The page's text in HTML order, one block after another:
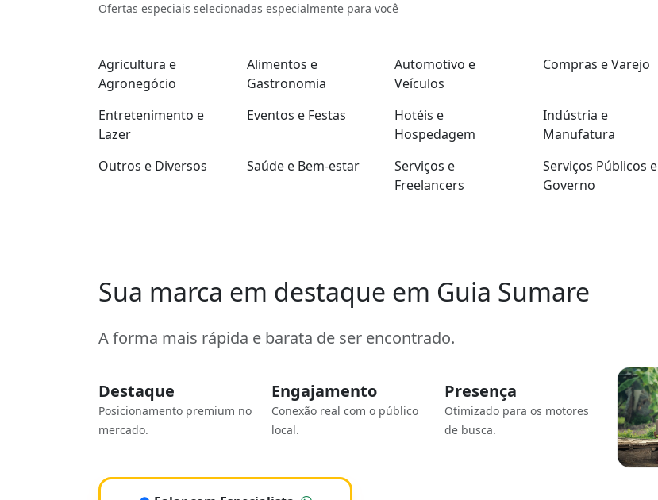
Ofertas especiais selecionadas especialmente para você
Agricultura e
Agronegócio
Alimentos e
Gastronomia
Automotivo e
Veículos
Compras e Varejo
Entretenimento e
Lazer
Eventos e Festas
Hotéis e
Hospedagem
Indústria e
Manufatura
Outros e Diversos
Saúde e Bem-estar
Serviços e
Freelancers
Serviços Públicos e
Governo
Sua marca em destaque em Guia Sumare
A forma mais rápida e barata de ser encontrado.
Destaque
Posicionamento premium no
mercado.
Engajamento
Conexão real com o público
local.
Presença
Otimizado para os motores
de busca.